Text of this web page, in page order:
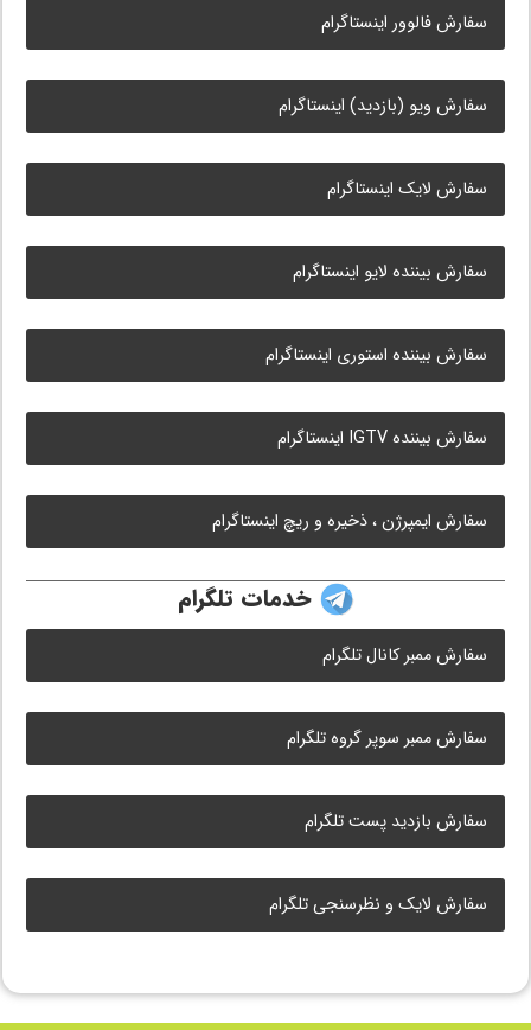
سفارش فالوور اینستاگرام
سفارش ویو (بازدید) اینستاگرام
سفارش لایک اینستاگرام
سفارش بیننده لایو اینستاگرام
سفارش بیننده استوری اینستاگرام
سفارش بیننده IGTV اینستاگرام
سفارش ایمپرژن ، ذخیره و ریچ اینستاگرام
خدمات تلگرام
سفارش ممبر کانال تلگرام
سفارش ممبر سوپر گروه تلگرام
سفارش بازدید پست تلگرام
سفارش لایک و نظرسنجی تلگرام